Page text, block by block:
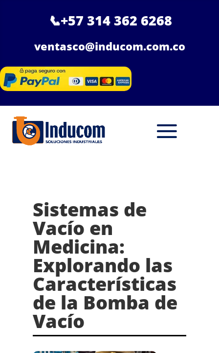
📞+57 314 362 6268
ventasco@inducom.com.co
Sistemas de
Vacío en
Medicina:
Explorando las
Características
de la Bomba de
Vacío